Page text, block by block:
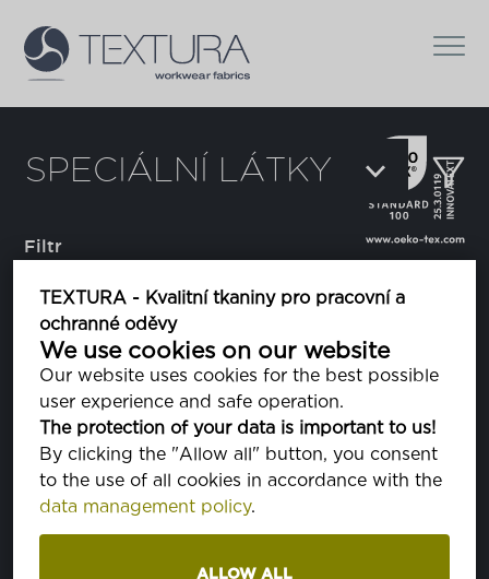
TEXTURA - Kvalitní tkaniny pro pracovní a
ochranné oděvy
We use cookies on our website
Our website uses cookies for the best possible
user experience and safe operation.
The protection of your data is important to us!
By clicking the "Allow all" button, you consent
to the use of all cookies in accordance with the
data management policy.
ALLOW ALL
SPECIÁLNÍ LÁTKY
Filtr
Augusto
látka s bílými proužky na černém podkladě
Cobra
army kamufláž (maskáčová tkanina - "camo")